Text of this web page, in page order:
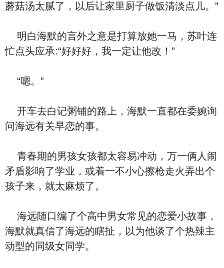
蘑菇汤太腻了，以后让家里厨子做饭清淡点儿。”
明白海默的言外之意是打算放她一马，苏叶连
忙点头应承:“好好好，我一定让他改！”
“嗯。”
开车去白记粥铺的路上，海默一直都在委婉询
问海远有关早恋的事。
青春期的男孩女孩都太容易冲动，万一俩人闹
矛盾影响了学业，或着一不小心擦枪走火弄出个
孩子来，就太麻烦了。
海远随口编了个高中男女常见的恋爱小故事，
海默就真信了海远的瞎扯，以为他谈了个热辣主
动型的同级女同学。